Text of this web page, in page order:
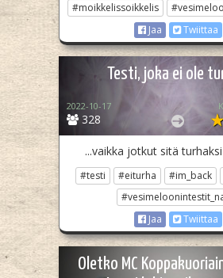
#moikkelissoikkelis
Jaa
Twiittaa
Testi, joka ei ole
328
2022-10-17
...vaikka jotkut sitä
#testi #eiturha #im_back
Jaa
Twiittaa
Oletko MC